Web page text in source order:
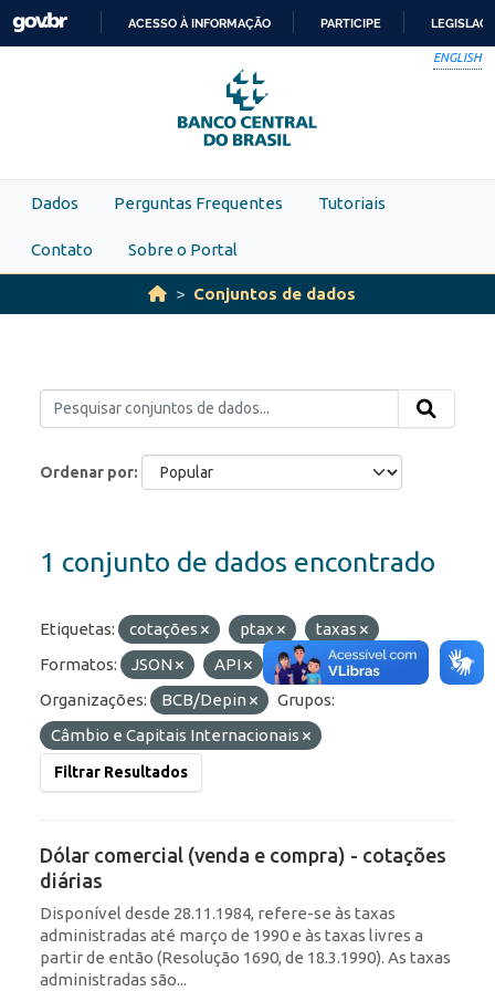
Skip to main content
PARA
O
CONTEÚDO
ACESSO À INFORMAÇÃO PARTICIPE
ENGLISH
Dados Perguntas Frequentes Tutoriais
Contato Sobre o Portal
Conjuntos de dados
Ordenar por
1 conjunto de dados encontrado
Etiquetas: cotações ptax
taxas
Formatos:
JSON API
OData
Organizações:
BCB/Depin
Grupos:
Câmbio e Capitais Internacionais
Filtrar Resultados
Dólar comercial (venda e compra) - cotações
diárias
Disponível desde 28.11.1984, refere-se às taxas
administradas até março de 1990 e às taxas livres a
partir de então (Resolução 1690, de 18.3.1990). As taxas
administradas são...